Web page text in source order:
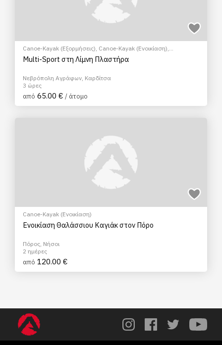
Canoe-Kayak (Εξορμήσεις), Canoe-Kayak (Ενοικίαση),
Υδροποδήλατο
Ποδηλασία (E-bike/Ορεινή/Πόλης)
Multi-Sport στη Λίμνη Πλαστήρα
Νεβρόπολη Αγράφων, Καρδίτσα
3 ώρες
από 65.00 € / άτομο
Canoe-Kayak (Ενοικίαση)
Ενοικίαση Θαλάσσιου Καγιάκ στον Πόρο
Πόρος, Νήσοι
2 ημέρες
από 120.00 €